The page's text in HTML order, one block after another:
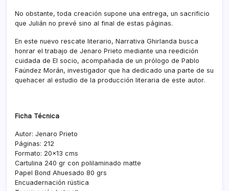
No obstante, toda creación supone una entrega, un sacrificio
que Julián no prevé sino al final de estas páginas.
En este nuevo rescate literario, Narrativa Ghirlanda busca
honrar el trabajo de Jenaro Prieto mediante una reedición
cuidada de El socio, acompañada de un prólogo de Pablo
Faúndez Morán, investigador que ha dedicado una parte de su
quehacer al estudio de la producción literaria de este autor.
Ficha Técnica
Autor: Jenaro Prieto
Páginas: 212
Formato: 20×13 cms
Cartulina 240 gr con polilaminado matte
Papel Bond Ahuesado 80 grs
Encuadernación rústica